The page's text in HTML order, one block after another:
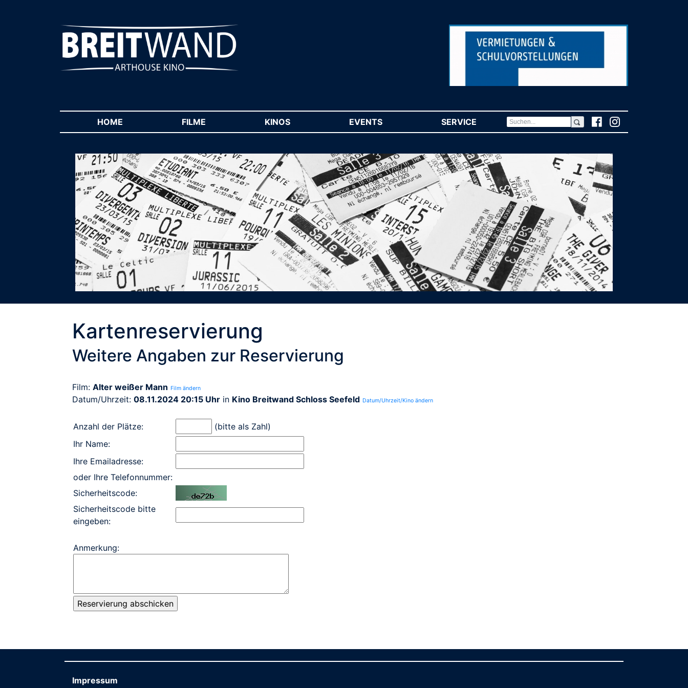
HOME FILME KINOS EVENTS SERVICE (CURRENT)
Kartenreservierung
Weitere Angaben zur Reservierung
Film: Alter weißer Mann Film ändern
Datum/Uhrzeit: 08.11.2024 20:15 Uhr in Kino Breitwand Schloss Seefeld Datum/Uhrzeit/Kino ändern
Anzahl der Plätze:
(bitte als Zahl)
Ihr Name:
Ihre Emailadresse:
oder Ihre Telefonnummer:
Sicherheitscode:
Sicherheitscode bitte
eingeben:
Anmerkung:
Impressum